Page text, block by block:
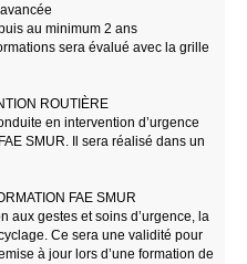
au minimum 2 ans
sera évalué avec la grille
ROUTIÈRE
en intervention d’urgence
SMUR. Il sera réalisé dans un
FAE SMUR
aux gestes et soins d’urgence, la
Ce sera une validité pour
à jour lors d’une formation de